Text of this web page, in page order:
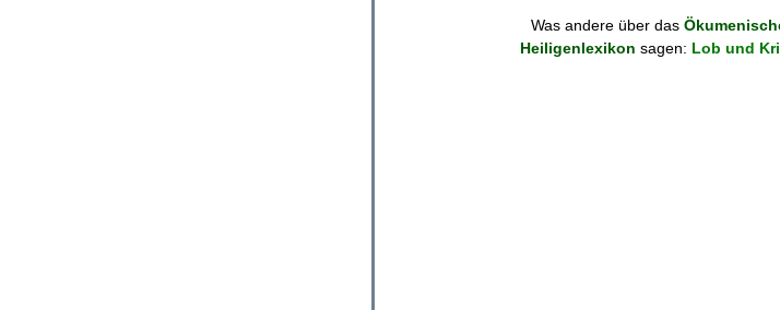
Was andere über das
Heiligenlexikon sagen: Lob und